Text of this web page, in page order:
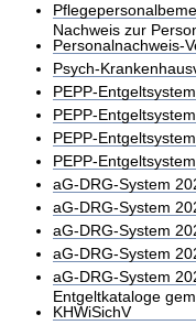
Nachweis zur
Personalnachweis-
Psych-
PEPP-
PEPP-
PEPP-
PEPP-
aG-DRG-System
aG-DRG-System
aG-DRG-System
aG-DRG-System
aG-DRG-System
Entgeltkataloge
KHWiSichV